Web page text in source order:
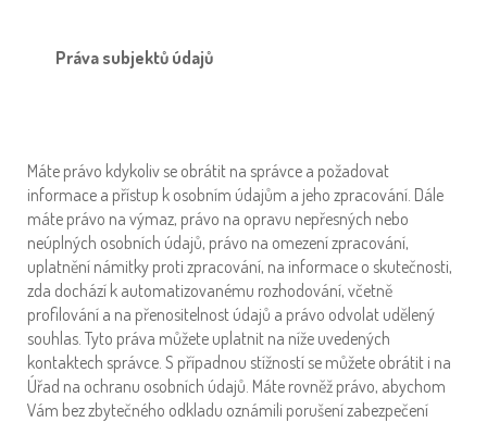
Práva subjektů údajů
Máte právo kdykoliv se obrátit na správce a požadovat
informace a přístup k osobním údajům a jeho zpracování. Dále
máte právo na výmaz, právo na opravu nepřesných nebo
neúplných osobních údajů, právo na omezení zpracování,
uplatnění námitky proti zpracování, na informace o skutečnosti,
zda dochází k automatizovanému rozhodování, včetně
profilování a na přenositelnost údajů a právo odvolat udělený
souhlas. Tyto práva můžete uplatnit na níže uvedených
kontaktech správce. S případnou stížností se můžete obrátit i na
Úřad na ochranu osobních údajů. Máte rovněž právo, abychom
Vám bez zbytečného odkladu oznámili porušení zabezpečení